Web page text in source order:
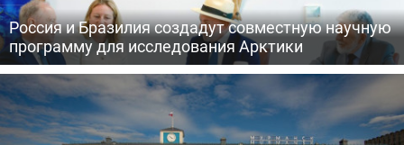
Россия и Бразилия создадут совместную научную
программу для исследования Арктики